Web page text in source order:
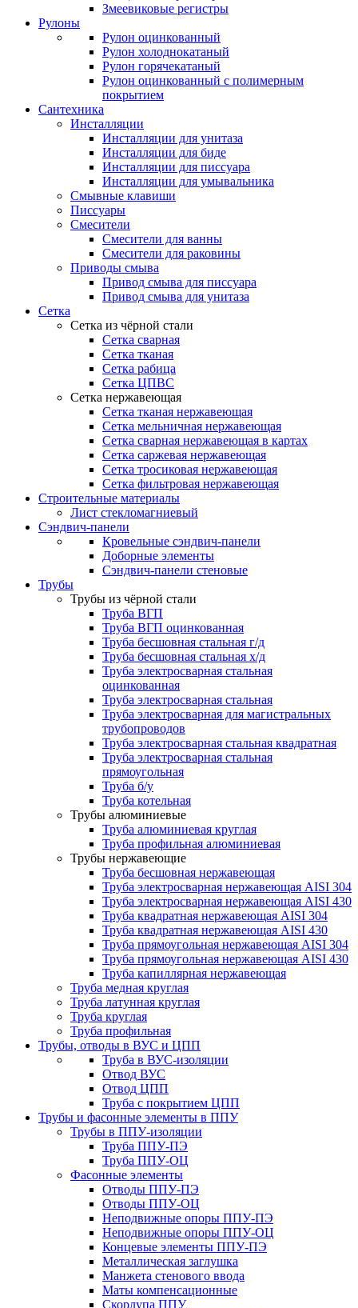
Змеевиковые регистры
Рулоны
Рулон оцинкованный
Рулон холоднокатаный
Рулон горячекатаный
Рулон оцинкованный с полимерным
покрытием
Сантехника
Инсталляции
Инсталляции для унитаза
Инсталляции для биде
Инсталляции для писсуара
Инсталляции для умывальника
Смывные клавиши
Писсуары
Смесители
Смесители для ванны
Смесители для раковины
Приводы смыва
Привод смыва для писсуара
Привод смыва для унитаза
Сетка
Сетка из чёрной стали
Сетка сварная
Сетка тканая
Сетка рабица
Сетка ЦПВС
Сетка нержавеющая
Сетка тканая нержавеющая
Сетка мельничная нержавеющая
Сетка сварная нержавеющая в картах
Сетка саржевая нержавеющая
Сетка тросиковая нержавеющая
Сетка фильтровая нержавеющая
Строительные материалы
Лист стекломагниевый
Сэндвич-панели
Кровельные сэндвич-панели
Доборные элементы
Сэндвич-панели стеновые
Трубы
Трубы из чёрной стали
Труба ВГП
Труба ВГП оцинкованная
Труба бесшовная стальная г/д
Труба бесшовная стальная х/д
Труба электросварная стальная
оцинкованная
Труба электросварная стальная
Труба электросварная для магистральных
трубопроводов
Труба электросварная стальная квадратная
Труба электросварная стальная
прямоугольная
Труба б/у
Труба котельная
Трубы алюминиевые
Труба алюминиевая круглая
Труба профильная алюминиевая
Трубы нержавеющие
Труба бесшовная нержавеющая
Труба электросварная нержавеющая AISI 304
Труба электросварная нержавеющая AISI 430
Труба квадратная нержавеющая AISI 304
Труба квадратная нержавеющая AISI 430
Труба прямоугольная нержавеющая AISI 304
Труба прямоугольная нержавеющая AISI 430
Труба капиллярная нержавеющая
Труба медная круглая
Труба латунная круглая
Труба круглая
Труба профильная
Трубы, отводы в ВУС и ЦПП
Труба в ВУС-изоляции
Отвод ВУС
Отвод ЦПП
Труба с покрытием ЦПП
Трубы и фасонные элементы в ППУ
Трубы в ППУ-изоляции
Труба ППУ-ПЭ
Труба ППУ-ОЦ
Фасонные элементы
Отводы ППУ-ПЭ
Отводы ППУ-ОЦ
Неподвижные опоры ППУ-ПЭ
Неподвижные опоры ППУ-ОЦ
Концевые элементы ППУ-ПЭ
Металлическая заглушка
Манжета стенового ввода
Маты компенсационные
Скорлупа ППУ